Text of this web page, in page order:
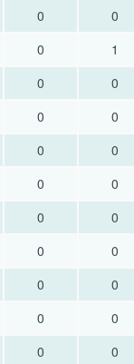
0 0
0 1
0 0
0 0
0 0
0 0
0 0
0 0
0 0
0 0
0 0